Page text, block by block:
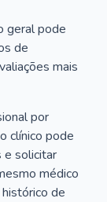
geral pode
de
mais
por
clínico pode
e solicitar
médico
de